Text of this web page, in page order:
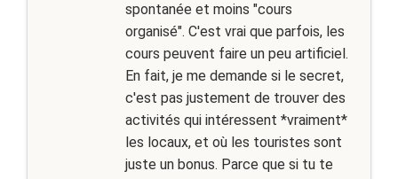
spontanée et moins "cours
organisé". C'est vrai que parfois, les
cours peuvent faire un peu artificiel.
En fait, je me demande si le secret,
c'est pas justement de trouver des
activités qui intéressent *vraiment*
les locaux, et où les touristes sont
juste un bonus. Parce que si tu te